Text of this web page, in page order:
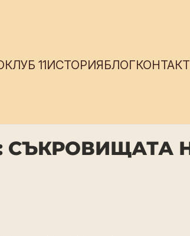
11ИСТОРИЯБЛОГ
СЪКРОВИЩАТА